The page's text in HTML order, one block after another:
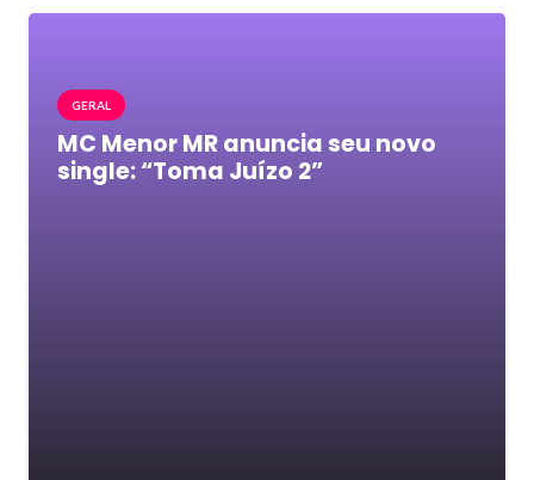
GERAL
MC Menor MR anuncia seu novo
single: “Toma Juízo 2”